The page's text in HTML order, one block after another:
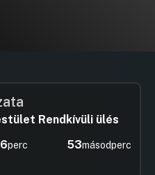
Rendkívüli ülés
perc 53másodperc